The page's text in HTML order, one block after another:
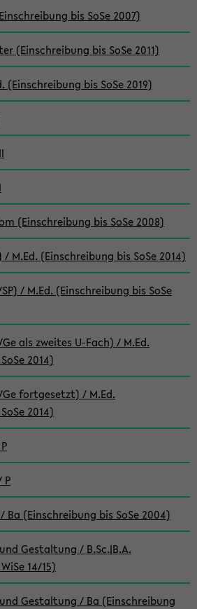
bis SoSe 2007)
(Einschreibung bis SoSe 2011)
bis SoSe 2019)
(Einschreibung bis SoSe 2008)
M.Ed. (Einschreibung bis SoSe 2014)
/ M.Ed. (Einschreibung bis SoSe
als zweites U-Fach) / M.Ed.
2014)
fortgesetzt) / M.Ed.
2014)
P
(Einschreibung bis SoSe 2004)
Gestaltung / B.Sc.|B.A.
14/15)
Gestaltung / Ba (Einschreibung